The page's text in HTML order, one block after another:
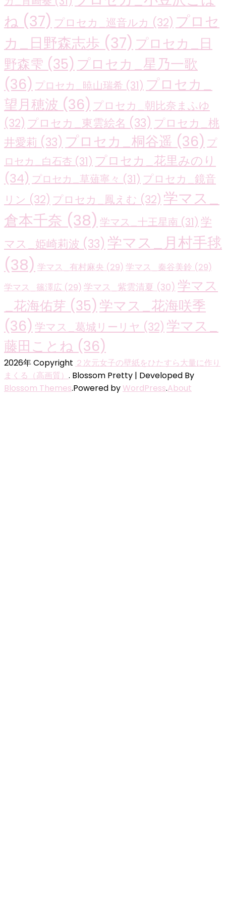
ね (37) プロセカ_巡音ルカ (32) プロセ
カ_日野森志歩 (37) プロセカ_日
野森雫 (35) プロセカ_星乃一歌
(36) プロセカ_暁山瑞希 (31) プロセカ_
望月穂波 (36) プロセカ_朝比奈まふゆ
(32) プロセカ_東雲絵名 (33) プロセカ_桃
井愛莉 (33) プロセカ_桐谷遥 (36) プ
ロセカ_白石杏 (31) プロセカ_花里みのり
(34) プロセカ_草薙寧々 (31) プロセカ_鏡音
リン (32) プロセカ_鳳えむ (32) 学マス_
倉本千奈 (38) 学マス_十王星南 (31) 学
マス_姫崎莉波 (33) 学マス_月村手毬
(38) 学マス_有村麻央 (29) 学マス_秦谷美鈴 (29)
学マス_篠澤広 (29) 学マス_紫雲清夏 (30) 学マス
_花海佑芽 (35) 学マス_花海咲季
(36) 学マス_葛城リーリヤ (32) 学マス_
藤田ことね (36)
2026年 Copyright ２次元女子の壁紙をひたすら大量に作り
まくる（高画質） . Blossom Pretty | Developed By
Blossom Themes.Powered byWordPress.About